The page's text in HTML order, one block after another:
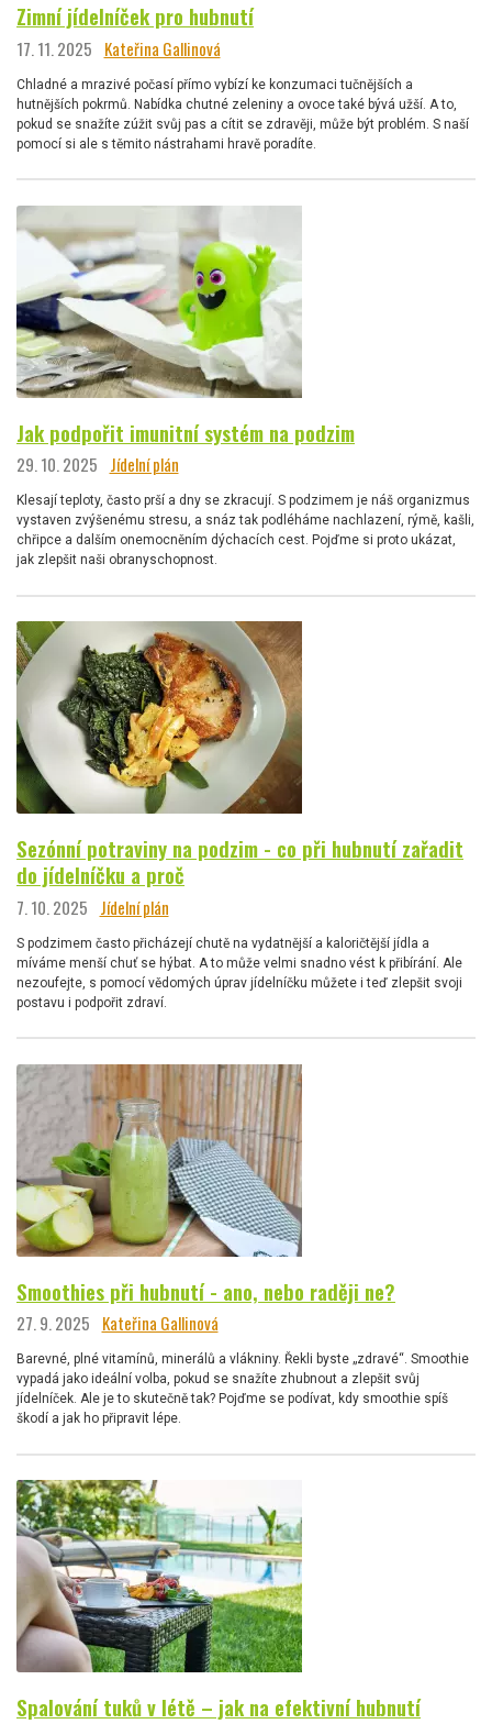
Zimní jídelníček pro hubnutí
17. 11. 2025 Kateřina Gallinová
Chladné a mrazivé počasí přímo vybízí ke konzumaci tučnějších a
hutnějších pokrmů. Nabídka chutné zeleniny a ovoce také bývá užší. A to,
pokud se snažíte zúžit svůj pas a cítit se zdravěji, může být problém. S naší
pomocí si ale s těmito nástrahami hravě poradíte.
Jak podpořit imunitní systém na podzim
29. 10. 2025 Jídelní plán
Klesají teploty, často prší a dny se zkracují. S podzimem je náš organizmus
vystaven zvýšenému stresu, a snáz tak podléháme nachlazení, rýmě, kašli,
chřipce a dalším onemocněním dýchacích cest. Pojďme si proto ukázat,
jak zlepšit naši obranyschopnost.
Sezónní potraviny na podzim - co při hubnutí zařadit
do jídelníčku a proč
7. 10. 2025 Jídelní plán
S podzimem často přicházejí chutě na vydatnější a kaloričtější jídla a
míváme menší chuť se hýbat. A to může velmi snadno vést k přibírání. Ale
nezoufejte, s pomocí vědomých úprav jídelníčku můžete i teď zlepšit svoji
postavu i podpořit zdraví.
Smoothies při hubnutí - ano, nebo raději ne?
27. 9. 2025 Kateřina Gallinová
Barevné, plné vitamínů, minerálů a vlákniny. Řekli byste „zdravé“. Smoothie
vypadá jako ideální volba, pokud se snažíte zhubnout a zlepšit svůj
jídelníček. Ale je to skutečně tak? Pojďme se podívat, kdy smoothie spíš
škodí a jak ho připravit lépe.
Spalování tuků v létě – jak na efektivní hubnutí